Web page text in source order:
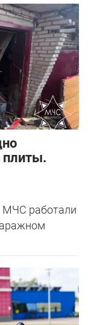
плиты.
МЧС работали